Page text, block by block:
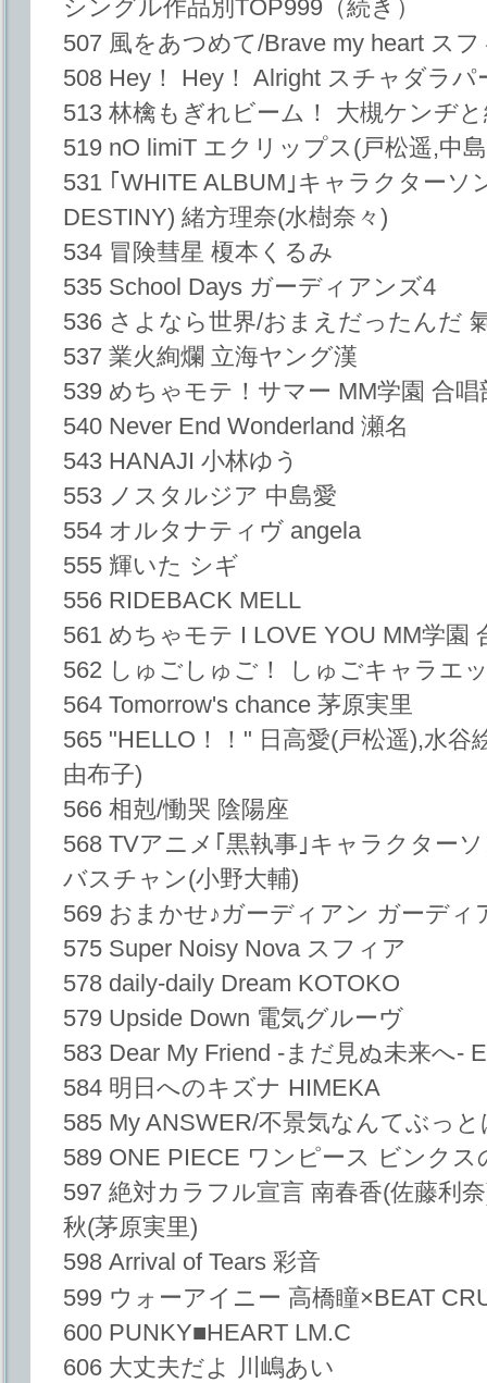
シングル作品別TOP999（続き）
507 風をあつめて/Brave my heart ス
508 Hey！ Hey！ Alright スチャダラ
513 林檎もぎれビーム！ 大槻ケンヂ
519 nO limiT エクリップス(戸松遥,中
531 ｢WHITE ALBUM｣キャラクターソ
DESTINY) 緒方理奈(水樹奈々)
534 冒険彗星 榎本くるみ
535 School Days ガーディアンズ4
536 さよなら世界/おまえだったんだ
537 業火絢爛 立海ヤング漢
539 めちゃモテ！サマー MM学園 合唱
540 Never End Wonderland 瀬名
543 HANAJI 小林ゆう
553 ノスタルジア 中島愛
554 オルタナティヴ angela
555 輝いた シギ
556 RIDEBACK MELL
561 めちゃモテ I LOVE YOU MM学園
562 しゅごしゅご！ しゅごキャラエ
564 Tomorrow's chance 茅原実里
565 "HELLO！！" 日高愛(戸松遥),水谷
由布子)
566 相剋/慟哭 陰陽座
568 TVアニメ｢黒執事｣キャラクター
バスチャン(小野大輔)
569 おまかせ♪ガーディアン ガーディ
575 Super Noisy Nova スフィア
578 daily-daily Dream KOTOKO
579 Upside Down 電気グルーヴ
583 Dear My Friend -まだ見ぬ未来へ-
584 明日へのキズナ HIMEKA
585 My ANSWER/不景気なんてぶっ
589 ONE PIECE ワンピース ビンクス
597 絶対カラフル宣言 南春香(佐藤利
秋(茅原実里)
598 Arrival of Tears 彩音
599 ウォーアイニー 高橋瞳×BEAT
600 PUNKY■HEART LM.C
606 大丈夫だよ 川嶋あい